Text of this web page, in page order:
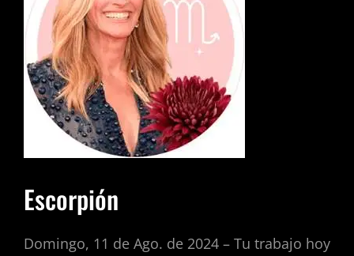
Escorpión
Domingo, 11 de Ago. de 2024 – Tu trabajo hoy